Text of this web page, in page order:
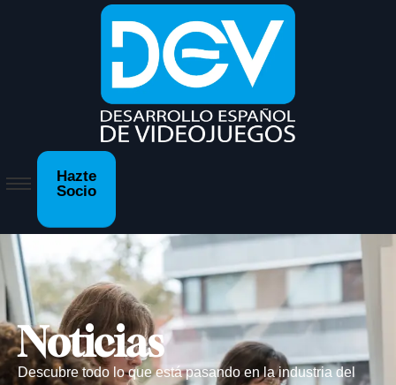
Hazte
Socio
Noticias
Descubre todo lo que está pasando en la industria del